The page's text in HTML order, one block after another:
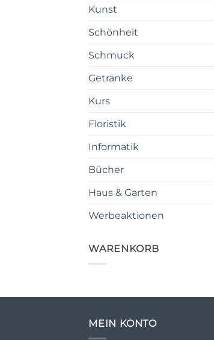
Kunst
Schönheit
Schmuck
Getränke
Kurs
Floristik
Informatik
Bücher
Haus & Garten
Werbeaktionen
WARENKORB
MEIN KONTO